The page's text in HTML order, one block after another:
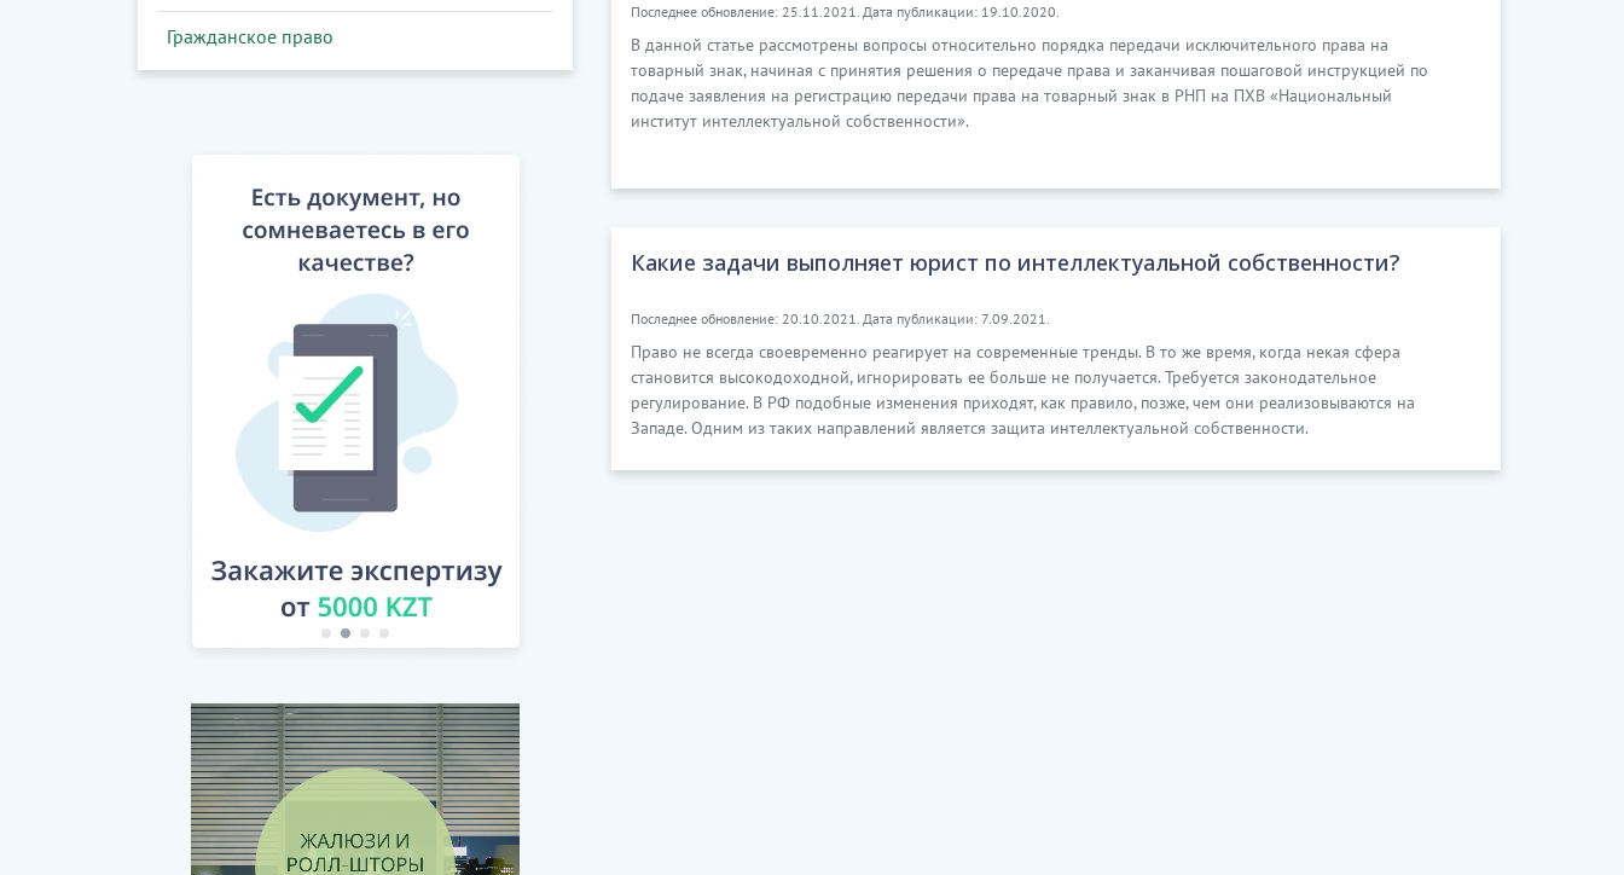
Гражданское право
Последнее обновление: 25.11.2021. Дата публикации: 19.10.2020.
В данной статье рассмотрены вопросы относительно порядка передачи исключительного права на
товарный знак, начиная с принятия решения о передаче права и заканчивая пошаговой инструкцией по
подаче заявления на регистрацию передачи права на товарный знак в РНП на ПХВ «Национальный
институт интеллектуальной собственности».
Какие задачи выполняет юрист по интеллектуальной собственности?
Последнее обновление: 20.10.2021. Дата публикации: 7.09.2021.
Право не всегда своевременно реагирует на современные тренды. В то же время, когда некая сфера
становится высокодоходной, игнорировать ее больше не получается. Требуется законодательное
регулирование. В РФ подобные изменения приходят, как правило, позже, чем они реализовываются на
Западе. Одним из таких направлений является защита интеллектуальной собственности.